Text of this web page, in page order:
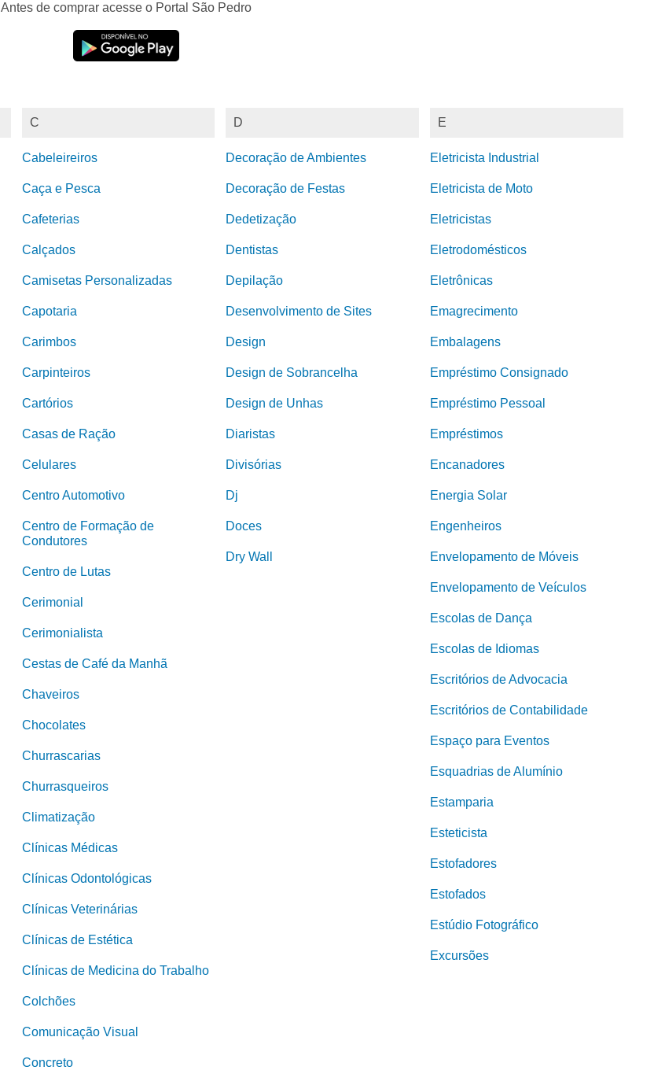
Antes de comprar acesse o Portal São Pedro
C
Cabeleireiros
Caça e Pesca
Cafeterias
Calçados
Camisetas Personalizadas
Capotaria
Carimbos
Carpinteiros
Cartórios
Casas de Ração
Celulares
Centro Automotivo
Centro de Formação de
Condutores
Centro de Lutas
Cerimonial
Cerimonialista
Cestas de Café da Manhã
Chaveiros
Chocolates
Churrascarias
Churrasqueiros
Climatização
Clínicas Médicas
Clínicas Odontológicas
Clínicas Veterinárias
Clínicas de Estética
Clínicas de Medicina do Trabalho
Colchões
Comunicação Visual
Concreto
D
Decoração de Ambientes
Decoração de Festas
Dedetização
Dentistas
Depilação
Desenvolvimento de Sites
Design
Design de Sobrancelha
Design de Unhas
Diaristas
Divisórias
Dj
Doces
Dry Wall
E
Eletricista Industrial
Eletricista de Moto
Eletricistas
Eletrodomésticos
Eletrônicas
Emagrecimento
Embalagens
Empréstimo Consignado
Empréstimo Pessoal
Empréstimos
Encanadores
Energia Solar
Engenheiros
Envelopamento de Móveis
Envelopamento de Veículos
Escolas de Dança
Escolas de Idiomas
Escritórios de Advocacia
Escritórios de Contabilidade
Espaço para Eventos
Esquadrias de Alumínio
Estamparia
Esteticista
Estofadores
Estofados
Estúdio Fotográfico
Excursões